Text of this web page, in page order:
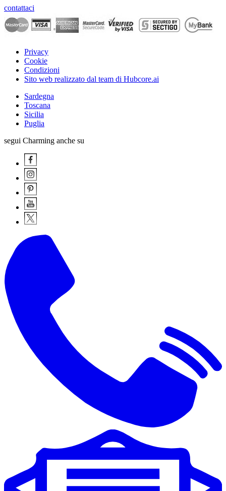
contattaci
Privacy
Cookie
Condizioni
Sito web realizzato dal team di Hubcore.ai
Sardegna
Toscana
Sicilia
Puglia
segui Charming anche su